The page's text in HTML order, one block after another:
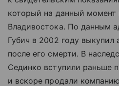
который на данный
Владивостока. По данным
Губич в 2002 году выкупил
после его смерти. В
Сединко вступили раньше
и вскоре продали